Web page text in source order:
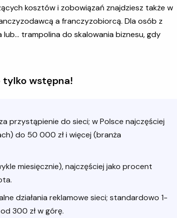
kosztów i zobowiązań znajdziesz także w
a franczyzobiorcą. Dla osób z
trampolina do skalowania biznesu, gdy
tylko wstępna!
przystąpienie do sieci; w Polsce najczęściej
do 50 000 zł i więcej (branża
miesięcznie), najczęściej jako procent
działania reklamowe sieci; standardowo 1-
300 zł w górę.